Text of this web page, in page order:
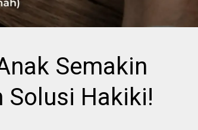
Semakin
Solusi Hakiki!